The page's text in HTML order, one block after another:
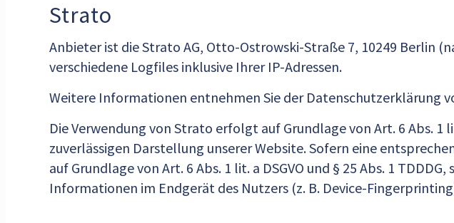
Strato
Anbieter ist die Strato AG, Otto-Ostrowski-Straße 7, 10249 Berlin
verschiedene Logfiles inklusive Ihrer IP-Adressen.
Weitere Informationen entnehmen Sie der Datenschutzerklärung
Die Verwendung von Strato erfolgt auf Grundlage von Art. 6 Abs.
zuverlässigen Darstellung unserer Website. Sofern eine
auf Grundlage von Art. 6 Abs. 1 lit. a DSGVO und § 25 Abs. 1
Informationen im Endgerät des Nutzers (z. B. Device-